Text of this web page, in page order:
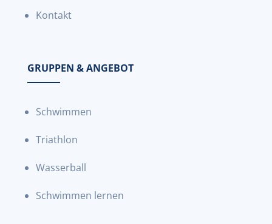
Kontakt
GRUPPEN & ANGEBOT
Schwimmen
Triathlon
Wasserball
Schwimmen lernen